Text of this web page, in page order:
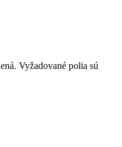
Vyžadované polia sú